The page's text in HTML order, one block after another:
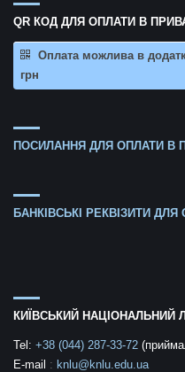
QR КОД ДЛЯ ОПЛАТИ В
Оплата можлива в
грн
ПОСИЛАННЯ ДЛЯ ОПЛАТИ В
БАНКІВСЬКІ РЕКВІЗИТИ ДЛЯ
КИЇВСЬКИЙ НАЦІОНАЛЬНИЙ
Tel: +38 (044) 287-33-72
E-mail : knlu@knlu.edu.ua